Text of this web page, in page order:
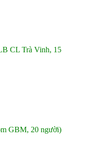
CL Trà Vinh, 15
GBM, 20 người)